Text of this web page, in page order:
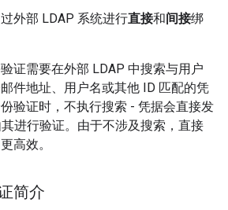
外部 LDAP 系统进行直接和间接绑
证需要在外部 LDAP 中搜索与用户
件地址、用户名或其他 ID 匹配的凭
验证时，不执行搜索 - 凭据会直接发
进行验证。由于不涉及搜索，直接
高效。
简介